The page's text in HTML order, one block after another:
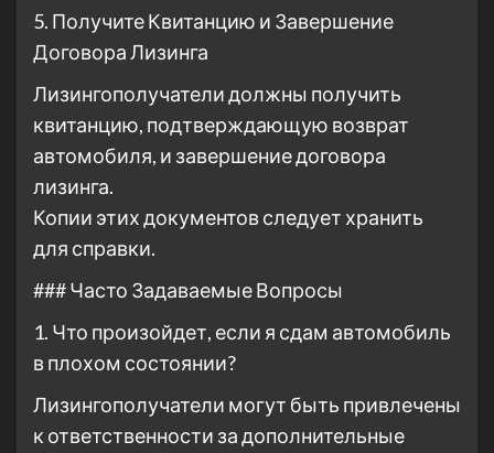
5. Получите Квитанцию и Завершение
Договора Лизинга
Лизингополучатели должны получить
квитанцию, подтверждающую возврат
автомобиля, и завершение договора
лизинга.
Копии этих документов следует хранить
для справки.
### Часто Задаваемые Вопросы
1. Что произойдет, если я сдам автомобиль
в плохом состоянии?
Лизингополучатели могут быть привлечены
к ответственности за дополнительные